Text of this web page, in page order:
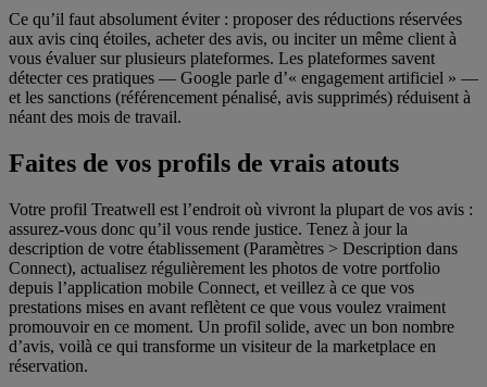
Vos avis, encore plus efficaces
Ce qu’il faut absolument éviter : proposer des réductions réservées
aux avis cinq étoiles, acheter des avis, ou inciter un même client à
vous évaluer sur plusieurs plateformes. Les plateformes savent
détecter ces pratiques — Google parle d’« engagement artificiel » —
et les sanctions (référencement pénalisé, avis supprimés) réduisent à
néant des mois de travail.
Faites de vos profils de vrais atouts
Votre profil Treatwell est l’endroit où vivront la plupart de vos avis :
assurez-vous donc qu’il vous rende justice. Tenez à jour la
description de votre établissement (Paramètres > Description dans
Connect), actualisez régulièrement les photos de votre portfolio
depuis l’application mobile Connect, et veillez à ce que vos
prestations mises en avant reflètent ce que vous voulez vraiment
promouvoir en ce moment. Un profil solide, avec un bon nombre
d’avis, voilà ce qui transforme un visiteur de la marketplace en
réservation.